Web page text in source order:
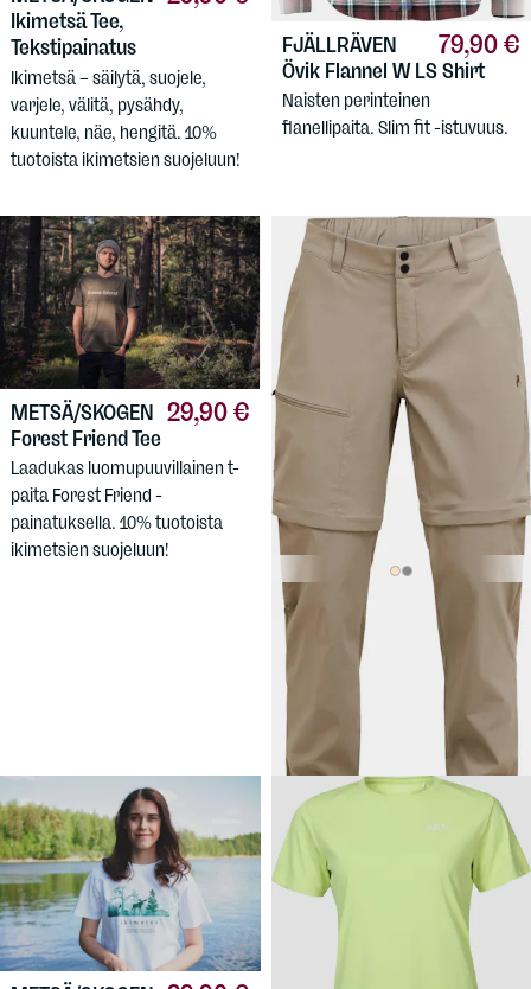
Ikimetsä Tee,
Tekstipainatus
Ikimetsä – säilytä, suojele,
varjele, välitä, pysähdy,
kuuntele, näe, hengitä. 10%
tuotoista ikimetsien suojeluun!
79,90 €
FJÄLLRÄVEN
Övik Flannel W LS Shirt
Naisten perinteinen
flanellipaita. Slim fit -istuvuus.
29,90 €
METSÄ/SKOGEN
Forest Friend Tee
Laadukas luomupuuvillainen t-
paita Forest Friend -
painatuksella. 10% tuotoista
ikimetsien suojeluun!
99,90 €
PEAK
PERFORMANCE
Women's
Iconiq Zipoff Pants
Naisten kevyet softshell-
housut irrotettavilla lahkeilla.